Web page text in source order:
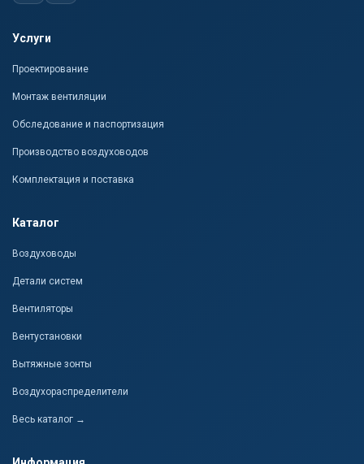
Услуги
Проектирование
Монтаж вентиляции
Обследование и паспортизация
Производство воздуховодов
Комплектация и поставка
Каталог
Воздуховоды
Детали систем
Вентиляторы
Вентустановки
Вытяжные зонты
Воздухораспределители
Весь каталог →